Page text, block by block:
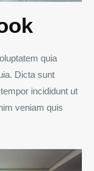
quia
Dicta sunt
incididunt ut
veniam quis